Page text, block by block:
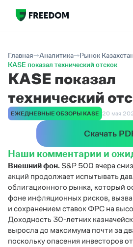
Главная Аналитика
Рынок
KASE показал технический отскок
KASE показал
технический
ЕЖЕДНЕВНЫЕ ОБЗОРЫ KASE 20 мая
Скачать
Наши комментарии и
Внешний фон. S&P 500 вчера
акций продолжает испытывать
облигационного рынка, который
фоне инфляционных рисков,
и сохранением ставок ФРС на
Доходность 30-летних
выросла до максимума почти за
поскольку опасения инвесторов